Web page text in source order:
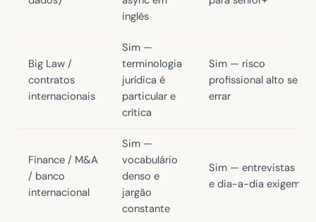
inglês
Big Law /
contratos
internacionais
Sim —
terminologia
jurídica é
particular e
crítica
Sim — risco
profissional alto se
errar
Finance / M&A
/ banco
internacional
Sim —
vocabulário
denso e
jargão
constante
Sim — entrevistas
e dia-a-dia exigem